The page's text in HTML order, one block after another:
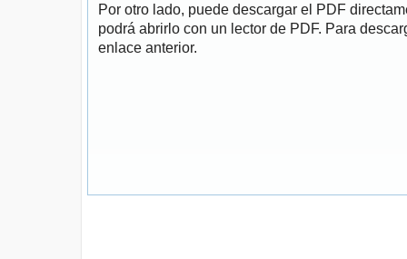
Por otro lado, puede descargar el PDF
podrá abrirlo con un lector de PDF. Para
enlace anterior.